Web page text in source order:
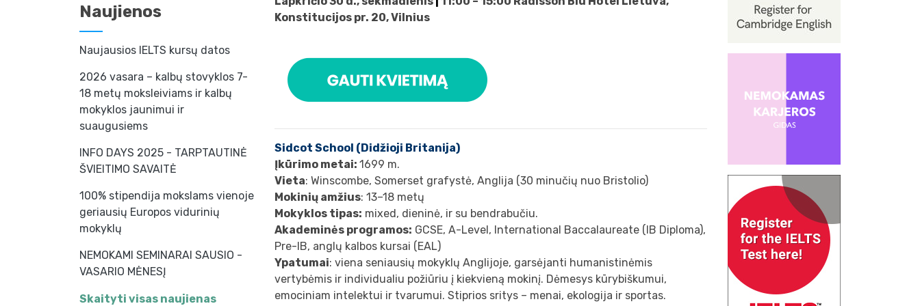
Naujienos
Naujausios IELTS kursų datos
2026 vasara – kalbų stovyklos 7-
18 metų moksleiviams ir kalbų
mokyklos jaunimui ir
suaugusiems
INFO DAYS 2025 - TARPTAUTINĖ
ŠVIEITIMO SAVAITĖ
100% stipendija mokslams vienoje
geriausių Europos vidurinių
mokyklų
NEMOKAMI SEMINARAI SAUSIO -
VASARIO MĖNESĮ
Skaityti visas naujienas
Konstitucijos pr. 20, Vilnius
Sidcot School (Didžioji Britanija)
Įkūrimo metai:1699 m.
Vieta: Winscombe, Somerset grafystė, Anglija (30 minučių nuo Bristolio)
Mokinių amžius: 13–18 metų
Mokyklos tipas: mixed, dieninė, ir su bendrabučiu.
Akademinės programos: GCSE, A-Level, International Baccalaureate (IB Diploma),
Pre-IB, anglų kalbos kursai (EAL)
Ypatumai: viena seniausių mokyklų Anglijoje, garsėjanti humanistinėmis
vertybėmis ir individualiu požiūriu į kiekvieną mokinį. Dėmesys kūrybiškumui,
emociniam intelektui ir tvarumui. Stiprios sritys – menai, ekologija ir sportas.